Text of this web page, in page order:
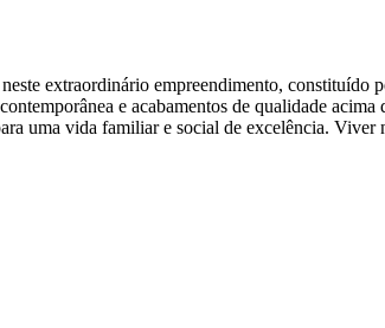
extraordinário empreendimento,
e acabamentos de qualidade
uma vida familiar e social de excelência.